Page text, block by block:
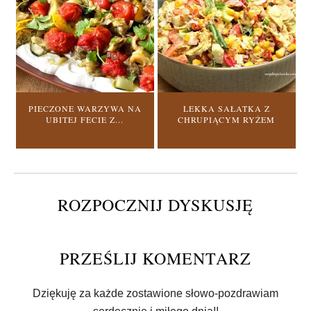
PIECZONE WARZYWA NA
UBITEJ FECIE Z...
LEKKA SAŁATKA Z
CHRUPIĄCYM RYŻEM
ROZPOCZNIJ DYSKUSJĘ
PRZEŚLIJ KOMENTARZ
Dziękuję za każde zostawione słowo-pozdrawiam